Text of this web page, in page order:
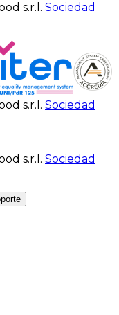
s.r.l. Sociedad
s.r.l. Sociedad
s.r.l. Sociedad